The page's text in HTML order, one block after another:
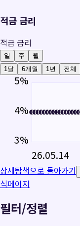
적금 금리
적금 금리
일 주
월
1달
6개월 1년 전체
5%
4%
3%
26.05.14
상세탐색으로 돌아가기
식페이지
필터/정렬